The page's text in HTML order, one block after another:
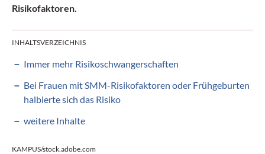
Risikofaktoren.
INHALTSVERZEICHNIS
Immer mehr Risikoschwangerschaften
Bei Frauen mit SMM-Risikofaktoren oder Frühgeburten
halbierte sich das Risiko
weitere Inhalte
KAMPUS/stock.adobe.com